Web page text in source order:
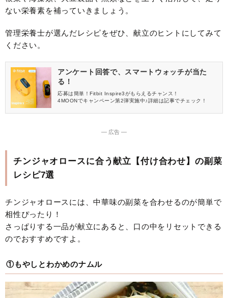
ない栄養素を補っていきましょう。
管理栄養士が選んだレシピをぜひ、献立のヒントにしてみて
ください。
アンケート回答で、スマートウォッチが当た
る！
応募は簡単！Fitbit Inspire3がもらえるチャンス！
4MOONでキャンペーン第2弾実施中♪詳細は記事でチェック！
― 広告 ―
チンジャオロースに合う献立【付け合わせ】の副菜
レシピ7選
チンジャオロースには、中華味の副菜を合わせるのが簡単で
相性ぴったり！
さっぱりする一品が献立にあると、口の中をリセットできる
のでおすすめですよ。
①もやしとわかめのナムル